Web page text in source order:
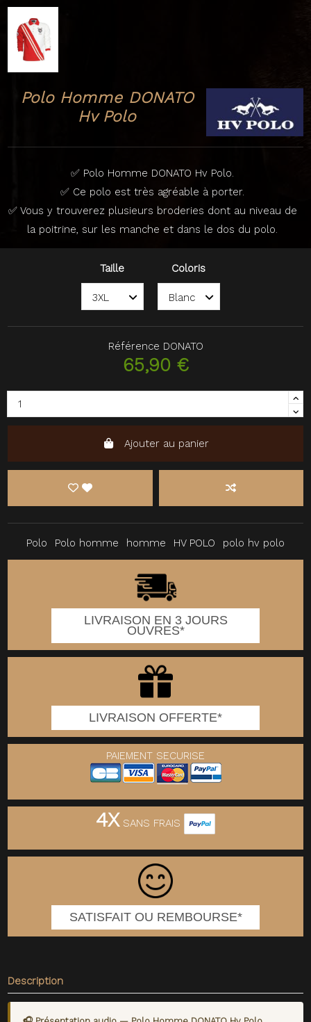
Polo Homme DONATO
Hv Polo
✅ Polo Homme DONATO Hv Polo.
✅ Ce polo est très agréable à porter.
✅ Vous y trouverez plusieurs broderies dont au niveau de
la poitrine, sur les manche et dans le dos du polo.
Taille Coloris
Référence DONATO
65,90 €
Ajouter au panier
Polo Polo homme homme HV POLO polo hv polo
LIVRAISON EN 3 JOURS
OUVRES*
LIVRAISON OFFERTE*
PAIEMENT SECURISE
4XSANS FRAIS
SATISFAIT OU REMBOURSE*
Description